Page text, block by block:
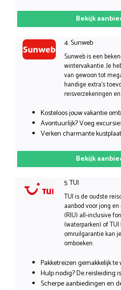
Bekijk
4. Sunweb
Sunweb is een
wintervakantie. Je
van gewoon tot
handige extra’s
reisverzekeringen
Kosteloos jouw vakantie
Avontuurlijk? Voeg
Verken charmante
Bekijk
5. TUI
TUI is de oudste
aanbod voor jong
(RIU) all-inclusive
(waterparken) of TUI
omruilgarantie kan
omboeken.
Pakketreizen gemakkelijk te
Hulp nodig? De reisleiding
Scherpe aanbiedingen en